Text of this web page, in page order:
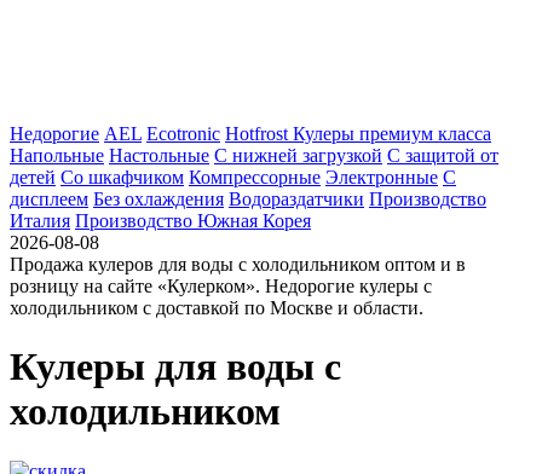
Недорогие AEL Ecotronic Hotfrost Кулеры премиум класса
Напольные Настольные С нижней загрузкой С защитой от
детей Со шкафчиком Компрессорные Электронные С
дисплеем Без охлаждения Водораздатчики Производство
Италия Производство Южная Корея
2026-08-08
Продажа кулеров для воды с холодильником оптом и в
розницу на сайте «Кулерком». Недорогие кулеры с
холодильником с доставкой по Москве и области.
Кулеры для воды с
холодильником